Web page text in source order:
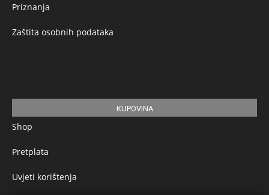
Priznanja
Zaštita osobnih podataka
KUPOVINA
Shop
Pretplata
Uvjeti korištenja